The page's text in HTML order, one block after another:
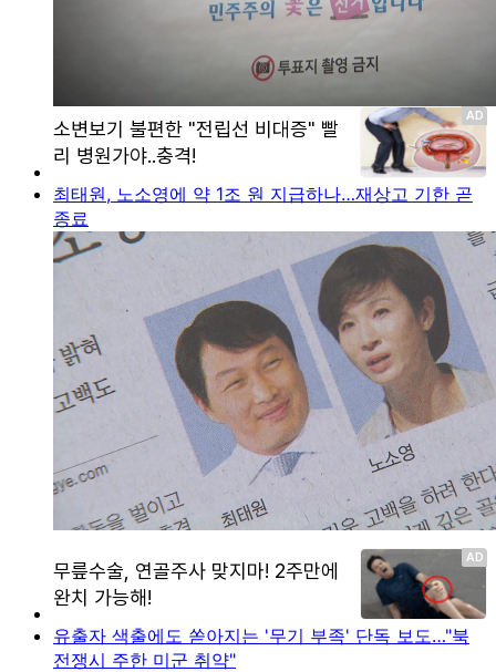
최태원, 노소영에 약 1조 원 지급하나…재상고 기한 곧
종료
유출자 색출에도 쏟아지는 '무기 부족' 단독 보도…"북
전쟁시 주한 미군 취약"